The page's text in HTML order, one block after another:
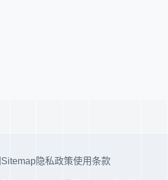
Sitemap隐私政策使用条款